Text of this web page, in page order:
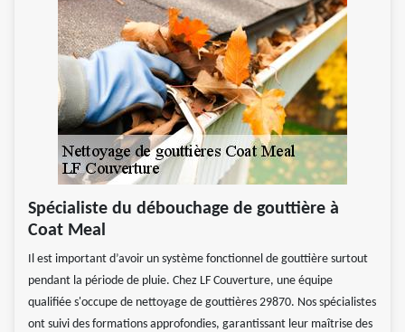
Spécialiste du débouchage de gouttière à
Coat Meal
Il est important d’avoir un système fonctionnel de gouttière surtout
pendant la période de pluie. Chez LF Couverture, une équipe
qualifiée s'occupe de nettoyage de gouttières 29870. Nos spécialistes
ont suivi des formations approfondies, garantissant leur maîtrise des